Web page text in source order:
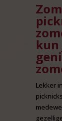
Lekker